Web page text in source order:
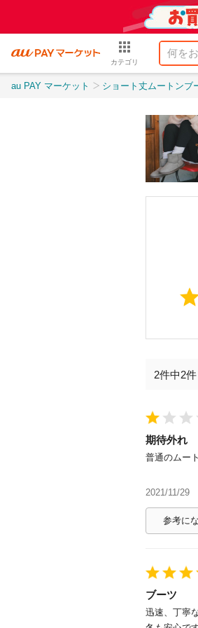
カテゴリ
au PAY マーケット ショート丈ムートンブーツ H566 レデ
2件中2件
期待外れ
普通のムー
2021/11/29
参考に
ブーツ
迅速、丁寧